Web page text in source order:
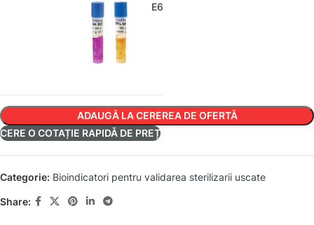
Steril Test BAT E6
ADAUGĂ LA CEREREA DE OFERTĂ
CERE O COTAȚIE RAPIDĂ DE PREȚ
Categorie: Bioindicatori pentru validarea sterilizarii uscate
Share: